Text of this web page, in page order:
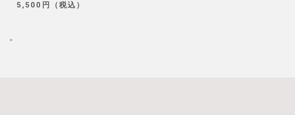
5,500円（税込）